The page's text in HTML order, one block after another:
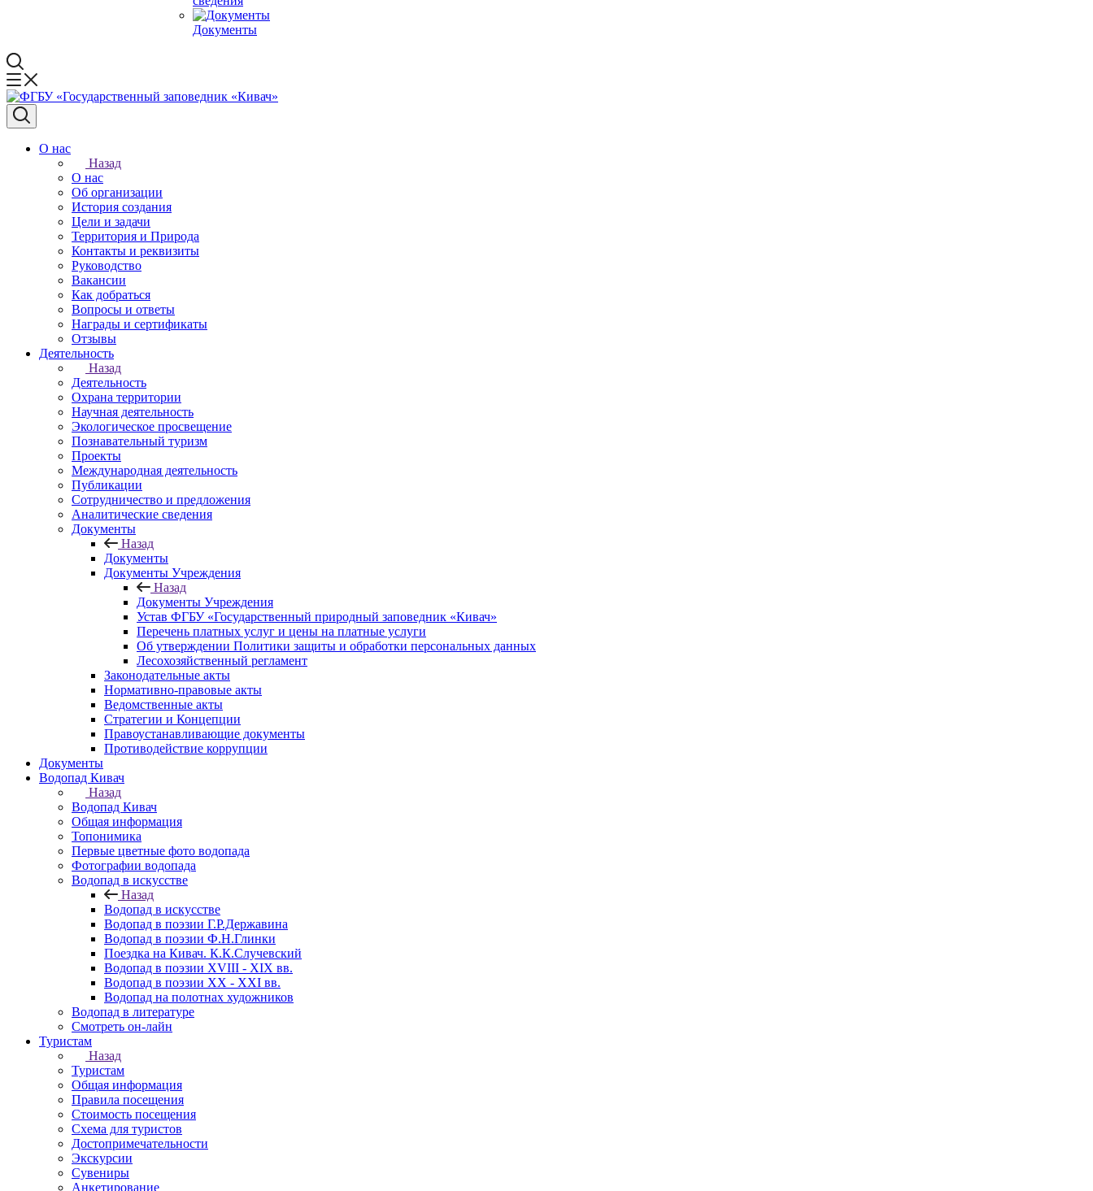
Документы
О нас
Назад
О нас
Об организации
История создания
Цели и задачи
Территория и Природа
Контакты и реквизиты
Руководство
Вакансии
Как добраться
Вопросы и ответы
Награды и сертификаты
Отзывы
Деятельность
Назад
Деятельность
Охрана территории
Научная деятельность
Экологическое просвещение
Познавательный туризм
Проекты
Международная деятельность
Публикации
Сотрудничество и предложения
Аналитические сведения
Документы
Назад
Документы
Документы Учреждения
Назад
Документы Учреждения
Устав ФГБУ «Государственный природный заповедник «Кивач»
Перечень платных услуг и цены на платные услуги
Об утверждении Политики защиты и обработки персональных данных
Лесохозяйственный регламент
Законодательные акты
Нормативно-правовые акты
Ведомственные акты
Стратегии и Концепции
Правоустанавливающие документы
Противодействие коррупции
Документы
Водопад Кивач
Назад
Водопад Кивач
Общая информация
Топонимика
Первые цветные фото водопада
Фотографии водопада
Водопад в искусстве
Назад
Водопад в искусстве
Водопад в поэзии Г.Р.Державина
Водопад в поэзии Ф.Н.Глинки
Поездка на Кивач. К.К.Случевский
Водопад в поэзии XVIII - XIX вв.
Водопад в поэзии XX - XXI вв.
Водопад на полотнах художников
Водопад в литературе
Смотреть он-лайн
Туристам
Назад
Туристам
Общая информация
Правила посещения
Стоимость посещения
Схема для туристов
Достопримечательности
Экскурсии
Сувениры
Анкетирование